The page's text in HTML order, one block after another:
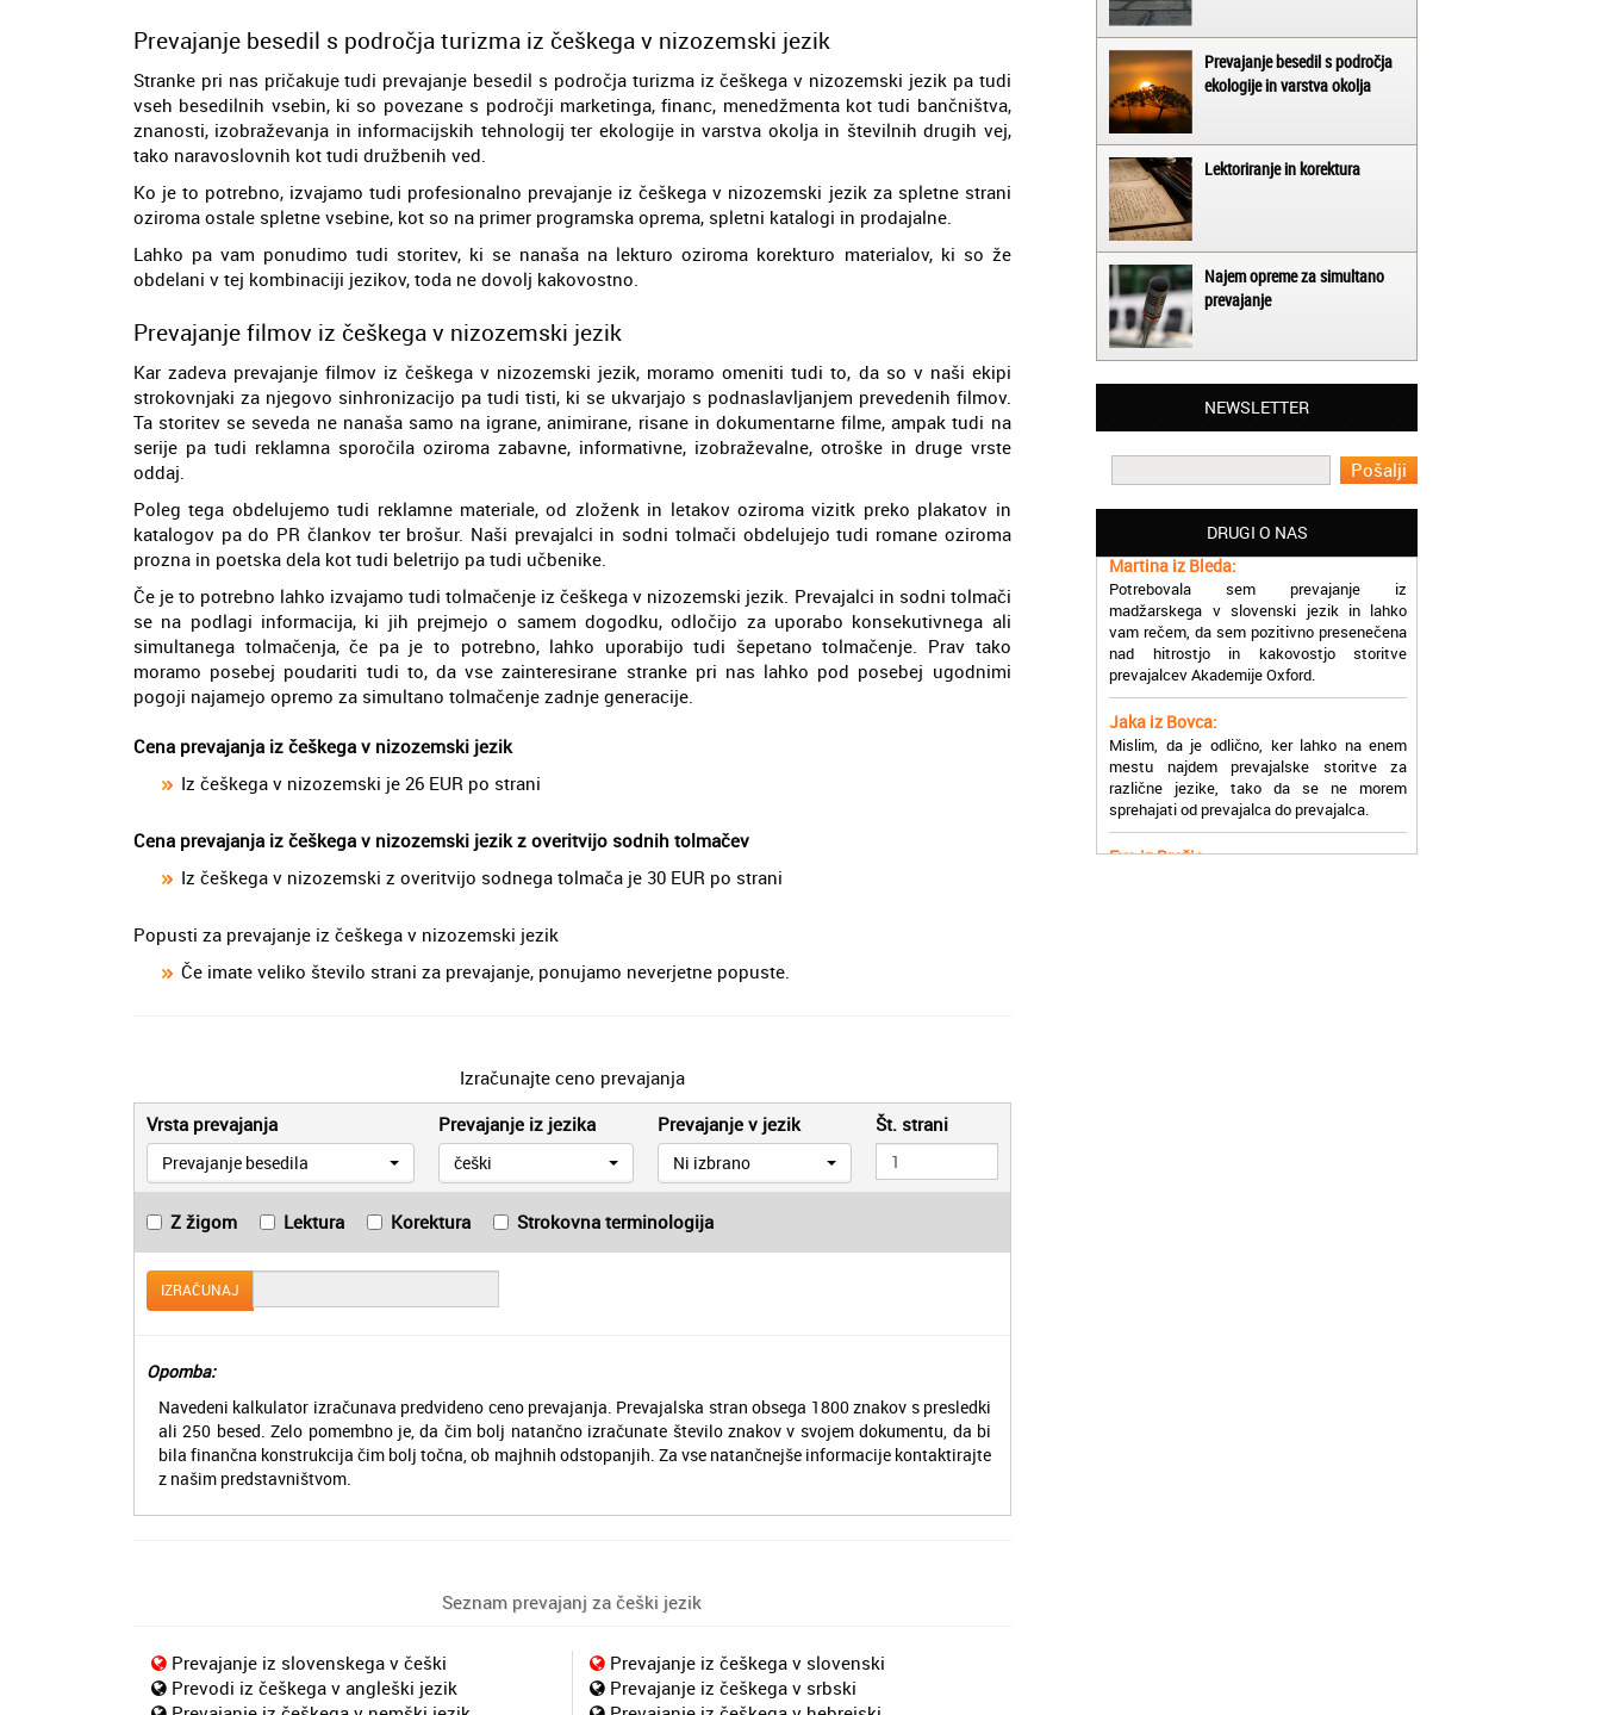
Prevajanje besedil s področja turizma iz češkega v nizozemski jezik
Stranke pri nas pričakuje tudi prevajanje besedil s področja turizma iz češkega v nizozemski jezik pa tudi
vseh besedilnih vsebin, ki so povezane s področji marketinga, financ, menedžmenta kot tudi bančništva,
znanosti, izobraževanja in informacijskih tehnologij ter ekologije in varstva okolja in številnih drugih vej,
tako naravoslovnih kot tudi družbenih ved.
Ko je to potrebno, izvajamo tudi profesionalno prevajanje iz češkega v nizozemski jezik za spletne strani
oziroma ostale spletne vsebine, kot so na primer programska oprema, spletni katalogi in prodajalne.
Lahko pa vam ponudimo tudi storitev, ki se nanaša na lekturo oziroma korekturo materialov, ki so že
obdelani v tej kombinaciji jezikov, toda ne dovolj kakovostno.
Prevajanje filmov iz češkega v nizozemski jezik
Kar zadeva prevajanje filmov iz češkega v nizozemski jezik, moramo omeniti tudi to, da so v naši ekipi
strokovnjaki za njegovo sinhronizacijo pa tudi tisti, ki se ukvarjajo s podnaslavljanjem prevedenih filmov.
Ta storitev se seveda ne nanaša samo na igrane, animirane, risane in dokumentarne filme, ampak tudi na
serije pa tudi reklamna sporočila oziroma zabavne, informativne, izobraževalne, otroške in druge vrste
oddaj.
Poleg tega obdelujemo tudi reklamne materiale, od zloženk in letakov oziroma vizitk preko plakatov in
katalogov pa do PR člankov ter brošur. Naši prevajalci in sodni tolmači obdelujejo tudi romane oziroma
prozna in poetska dela kot tudi beletrijo pa tudi učbenike.
Če je to potrebno lahko izvajamo tudi tolmačenje iz češkega v nizozemski jezik. Prevajalci in sodni tolmači
se na podlagi informacija, ki jih prejmejo o samem dogodku, odločijo za uporabo konsekutivnega ali
simultanega tolmačenja, če pa je to potrebno, lahko uporabijo tudi šepetano tolmačenje. Prav tako
moramo posebej poudariti tudi to, da vse zainteresirane stranke pri nas lahko pod posebej ugodnimi
pogoji najamejo opremo za simultano tolmačenje zadnje generacije.
Cena prevajanja iz češkega v nizozemski jezik
Iz češkega v nizozemski je 26 EUR po strani
Cena prevajanja iz češkega v nizozemski jezik z overitvijo sodnih tolmačev
Iz češkega v nizozemski z overitvijo sodnega tolmača je 30 EUR po strani
Popusti za prevajanje iz češkega v nizozemski jezik
Če imate veliko število strani za prevajanje, ponujamo neverjetne popuste.
Izračunajte ceno prevajanja
Vrsta prevajanja
Prevajanje besedila
Prevajanje iz jezika
češki
Prevajanje v jezik
Ni izbrano
Št. strani
Z žigom Lektura Korektura Strokovna terminologija
IZRAČUNAJ
Opomba:
Navedeni kalkulator izračunava predvideno ceno prevajanja. Prevajalska stran obsega 1800 znakov s presledki
ali 250 besed. Zelo pomembno je, da čim bolj natančno izračunate število znakov v svojem dokumentu, da bi
bila finančna konstrukcija čim bolj točna, ob majhnih odstopanjih. Za vse natančnejše informacije kontaktirajte
z našim predstavništvom.
Seznam prevajanj za češki jezik
Prevajanje iz slovenskega v češki
Prevodi iz češkega v angleški jezik
Prevajanje iz češkega v slovenski
Prevajanje iz češkega v srbski
Prevajanje besedil s področja
ekologije in varstva okolja
Lektoriranje in korektura
Najem opreme za simultano
prevajanje
NEWSLETTER
DRUGI O NAS
Matjaž iz Ajdovščine:
Lahko pohvalim vse zaposlene v Akademiji
prevajalske storitve opravljajo hitro in
učinkoviti.
Martina iz Bleda:
Potrebovala sem prevajanje iz
madžarskega v slovenski jezik in lahko
vam rečem, da sem pozitivno presenečena
nad hitrostjo in kakovostjo storitve
prevajalcev Akademije Oxford.
Jaka iz Bovca:
Mislim, da je odlično, ker lahko na enem
mestu najdem prevajalske storitve za
različne jezike, tako da se ne morem
sprehajati od prevajalca do prevajalca.
Eva iz Brežic:
Nujno sem potrebovala prevod v francoski